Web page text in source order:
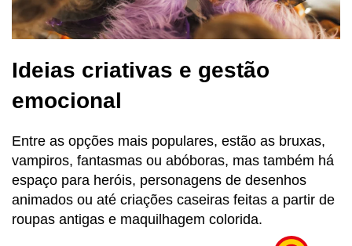
Ideias criativas e gestão
emocional
Entre as opções mais populares, estão as bruxas,
vampiros, fantasmas ou abóboras, mas também há
espaço para heróis, personagens de desenhos
animados ou até criações caseiras feitas a partir de
roupas antigas e maquilhagem colorida.